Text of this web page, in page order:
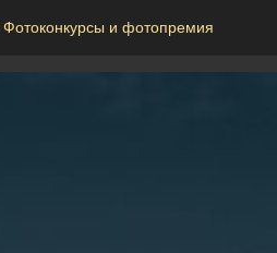
Фотоконкурсы и фотопремия